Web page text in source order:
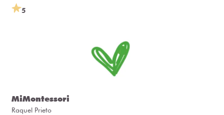
5
MiMontessori
Raquel Prieto